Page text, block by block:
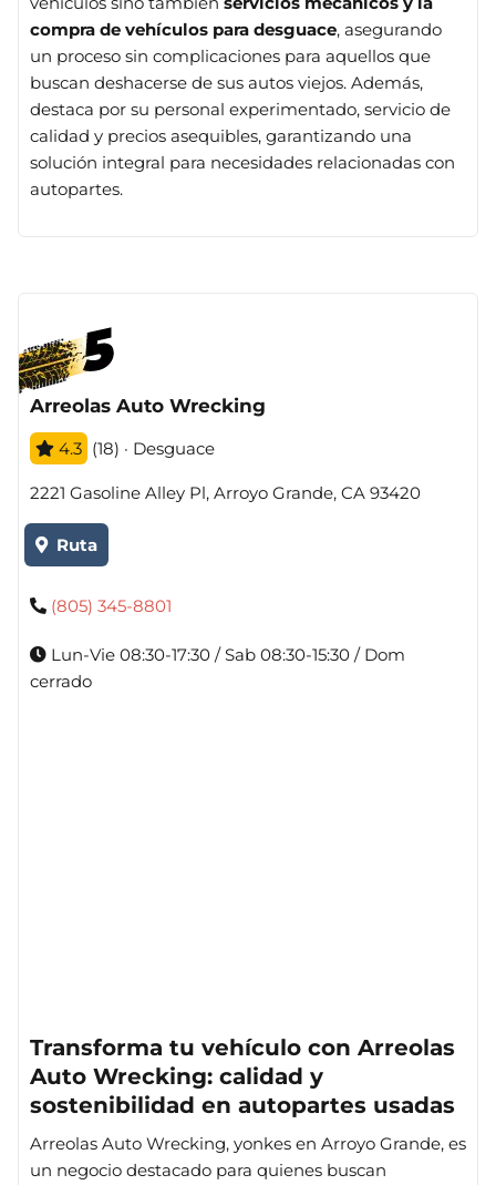
compra de vehículos para desguace, asegurando
un proceso sin complicaciones para aquellos que
buscan deshacerse de sus autos viejos. Además,
destaca por su personal experimentado, servicio de
calidad y precios asequibles, garantizando una
solución integral para necesidades relacionadas con
autopartes.
Arreolas Auto Wrecking
4.3 (18) · Desguace
2221 Gasoline Alley Pl, Arroyo Grande, CA 93420
Ruta
(805) 345-8801
Lun-Vie 08:30-17:30 / Sab 08:30-15:30 / Dom
cerrado
Transforma tu vehículo con Arreolas
Auto Wrecking: calidad y
sostenibilidad en autopartes usadas
Arreolas Auto Wrecking, yonkes en Arroyo Grande, es
un negocio destacado para quienes buscan